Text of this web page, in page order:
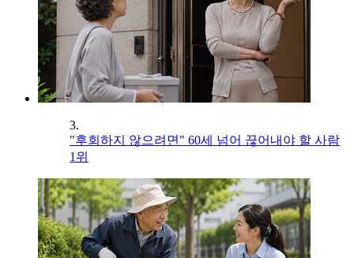
3.
"후회하지 않으려면" 60세 넘어 끊어내야 할 사람
1위